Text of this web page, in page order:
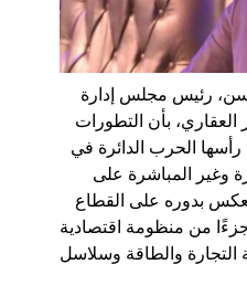
رئيس مجلس إدارة
بأن التطورات
الحرب الدائرة في
وغير المباشرة على
بدوره على القطاع
من منظومة اقتصادية
التجارة والطاقة وسلاسل